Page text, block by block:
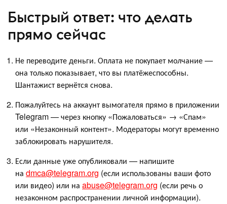
Быстрый ответ: что делать
прямо сейчас
Не переводите деньги. Оплата не покупает молчание —
она только показывает, что вы платёжеспособны.
Шантажист вернётся снова.
Пожалуйтесь на аккаунт вымогателя прямо в приложении
Telegram — через кнопку «Пожаловаться» → «Спам»
или «Незаконный контент». Модераторы могут временно
заблокировать нарушителя.
Если данные уже опубликовали — напишите
на dmca@telegram.org (если использованы ваши фото
или видео) или на abuse@telegram.org (если речь о
незаконном распространении личной информации).